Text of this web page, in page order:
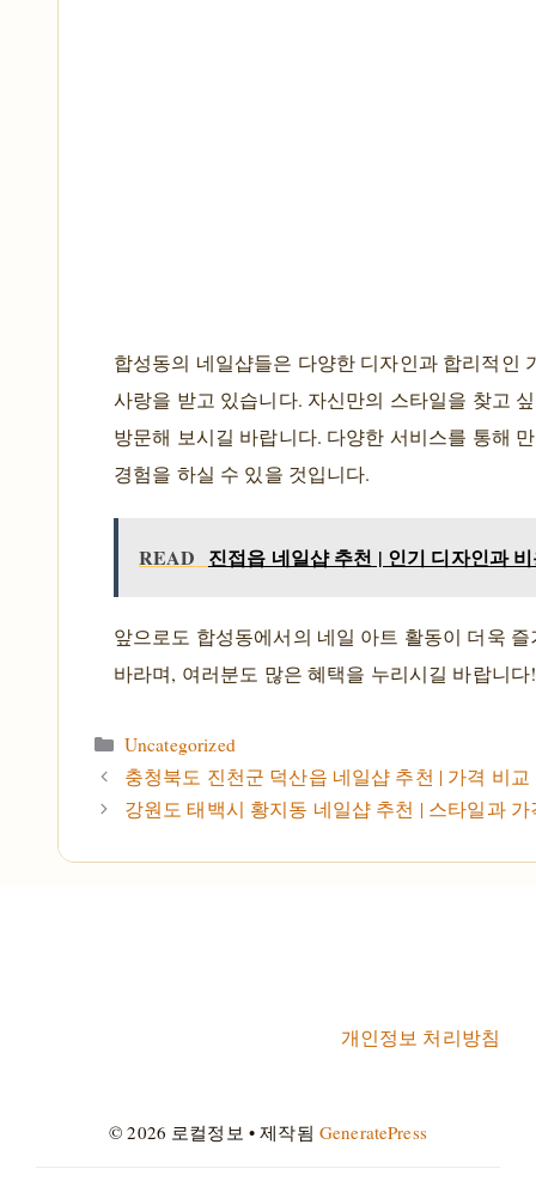
합성동의 네일샵들은 다양한 디자인과 합리적인
사랑을 받고 있습니다. 자신만의 스타일을 찾고
방문해 보시길 바랍니다. 다양한 서비스를 통해
경험을 하실 수 있을 것입니다.
READ 진접읍 네일샵 추천 | 인기 디자인과
앞으로도 합성동에서의 네일 아트 활동이 더욱
바라며, 여러분도 많은 혜택을 누리시길 바랍니다!
카테고리
Uncategorized
충청북도 진천군 덕산읍 네일샵 추천 | 가격 비
강원도 태백시 황지동 네일샵 추천 | 스타일과 가
개인정보 처리방침
© 2026 로컬정보 • 제작됨 GeneratePress